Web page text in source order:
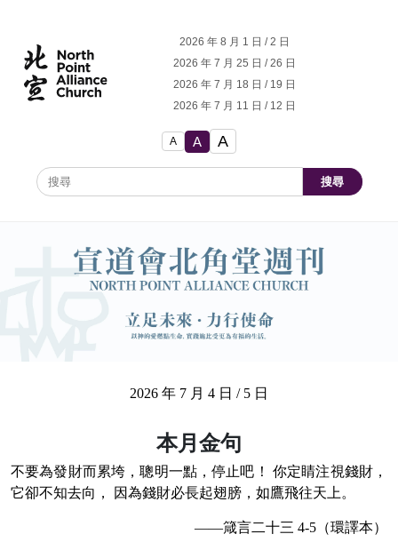
2026 年 8 月 1 日 / 2 日
2026 年 7 月 25 日 / 26 日
2026 年 7 月 18 日 / 19 日
2026 年 7 月 11 日 / 12 日
A A A
搜尋
2026 年 7 月 4 日 / 5 日
本月金句
不要為發財而累垮，聰明一點，停止吧！ 你定睛注視錢財，
它卻不知去向， 因為錢財必長起翅膀，如鷹飛往天上。
——箴言二十三 4-5（環譯本）